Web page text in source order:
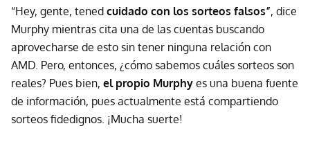
“Hey, gente, tened cuidado con los sorteos falsos”, dice
Murphy mientras cita una de las cuentas buscando
aprovecharse de esto sin tener ninguna relación con
AMD. Pero, entonces, ¿cómo sabemos cuáles sorteos son
reales? Pues bien, el propio Murphy es una buena fuente
de información, pues actualmente está compartiendo
sorteos fidedignos. ¡Mucha suerte!